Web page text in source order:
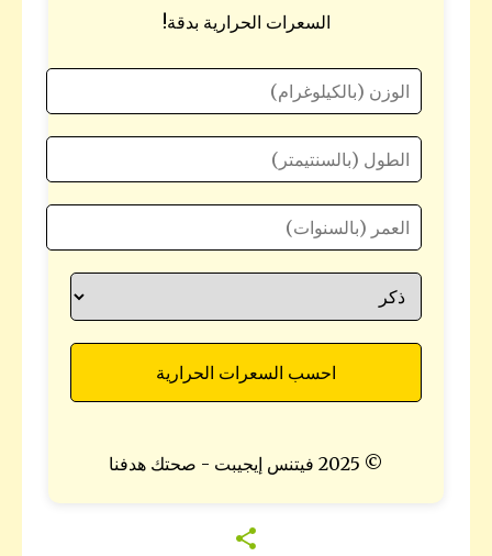
السعرات الحرارية بدقة!
احسب السعرات الحرارية
© 2025 فيتنس إيجيبت - صحتك هدفنا